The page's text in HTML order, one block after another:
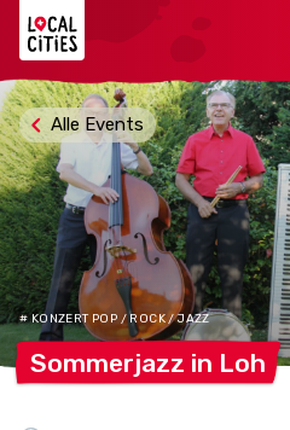
Alle Events
# KONZERT POP / ROCK / JAZZ
Sommerjazz in Loh